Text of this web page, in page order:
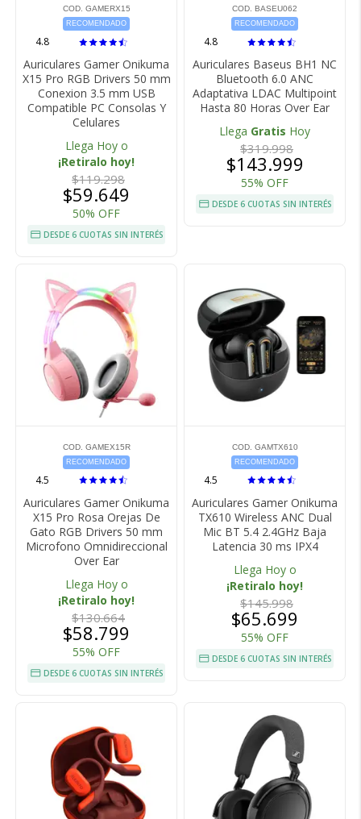
COD. GAMERX15
RECOMENDADO
4.8
Auriculares Gamer Onikuma
X15 Pro RGB Drivers 50 mm
Conexion 3.5 mm USB
Compatible PC Consolas Y
Celulares
Llega Hoy o
¡Retiralo hoy!
$119.298
$59.649
50% OFF
DESDE 6 CUOTAS SIN INTERÉS
COD. BASEU062
RECOMENDADO
4.8
Auriculares Baseus BH1 NC
Bluetooth 6.0 ANC
Adaptativa LDAC Multipoint
Hasta 80 Horas Over Ear
Llega Gratis Hoy
$319.998
$143.999
55% OFF
DESDE 6 CUOTAS SIN INTERÉS
COD. GAMEX15R
RECOMENDADO
4.5
Auriculares Gamer Onikuma
X15 Pro Rosa Orejas De
Gato RGB Drivers 50 mm
Microfono Omnidireccional
Over Ear
Llega Hoy o
¡Retiralo hoy!
$130.664
$58.799
55% OFF
DESDE 6 CUOTAS SIN INTERÉS
COD. GAMTX610
RECOMENDADO
4.5
Auriculares Gamer Onikuma
TX610 Wireless ANC Dual
Mic BT 5.4 2.4GHz Baja
Latencia 30 ms IPX4
Llega Hoy o
¡Retiralo hoy!
$145.998
$65.699
55% OFF
DESDE 6 CUOTAS SIN INTERÉS